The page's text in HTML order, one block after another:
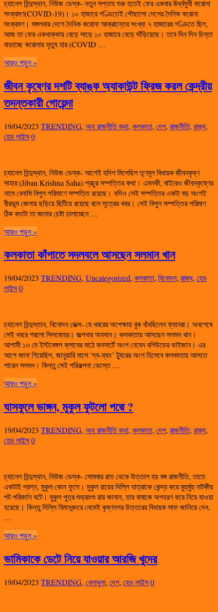
চ্যানেল হিন্দুস্থান, নিউজ ডেস্ক- নতুন সপ্তাহ শুরু হতেই ফের একবার ঊর্ধ্বমুখী করোনা
সংক্রমণ(COVID-19)। ১০ হাজারে গণ্ডিতেই পৌছালো দেশের দৈনিক করোনা
সংক্রমণ। মঙ্গলবার দেশে দৈনিক করোনা আক্রান্তের সংখ্যা ৭ হাজারের গণ্ডিতে ছিল,
আজ তা ফের একধাক্কায় বেড়ে সাড়ে ১০ হাজারে বেড়ে দাঁড়িয়েছে। তবে দিন দিন চিন্তা
বাড়াচ্ছে করোনায় মৃত্যু হার (COVID …
আরও পড়ুন »
জীবন কৃষ্ণের দশটি ব্যাঙ্ক অ্যাকাউন্ট ফ্রিজ করল কেন্দ্রীয়
তদন্তকারী গোয়েন্দা
19/04/2023 TRENDING, অথ রাজনীতি কথা, কলকাতা, দেশ, রাজনীতি, রাজ্য,
হেড লাইন্স0
চ্যানেল হিন্দুস্থান, নিউজ ডেস্ক- আগেই হদিশ মিলেছিল তৃণমূল বিধায়ক জীবনকৃষ্ণ
সাহার (Jiban Krishna Saha) প্রচুর সম্পত্তির কথা। এমনকী, বাইরেও জীবনকৃষ্ণের
নামে বেনামি বিপুল পরিমাণে সম্পত্তি রয়েছে। যদিও সেই সম্পত্তির একটা বড় অংশই
বীরভূম জেলায় ছড়িয়ে ছিটিয়ে রয়েছে বলে সূত্রের খবর। সেই বিপুল সম্পত্তির পরিমাণ
ঠিক কতটা তা জানার চেষ্টা চালাচ্ছেন …
আরও পড়ুন »
কলকাতা কাঁপাতে সদলবলে আসছেন সলমান খান
19/04/2023 TRENDING, Uncategorized, কলকাতা, বিনোদন, রাজ্য, হেড
লাইন্স0
চ্যানেল হিন্দুস্তান, বিনোদন ডেক্স- যে খবরের অপেক্ষায় বুক বাঁধছিলেন ফ্যানরা। অবশেষে
সেই খবরে পরলো সিলমোহর। জল্পনার অবসান। কলকাতায় আসছেন সলমন খান।
আগামী ১৩ মে ইস্টবেঙ্গল ক্লাবের মাঠে কনসার্টে অংশ নেবেন বলিউডের ভাইজান। এর
আগে জানা গিয়েছিল, জানুয়ারি মাসে ‘দ্য-ব্যাং’ ট্যুরের অংশ হিসেবে কলকাতায় আসতে
পারেন সলমন। কিন্তু সেই পরিকল্পনা ভেস্তে …
আরও পড়ুন »
ঘাসফুলে ভাঙ্গন, মুকুল ফুটলো পদ্মে ?
19/04/2023 TRENDING, অথ রাজনীতি কথা, কলকাতা, দেশ, রাজনীতি, রাজ্য,
হেড লাইন্স0
চ্যানেল হিন্দুস্থান, নিউজ ডেস্ক- সোমবার রাত থেকে উত্তাল হয় বঙ্গ রাজনীতি, তাতে
একটাই প্রশ্ন, মুকুল কোন ফুলে। মুকুল রায়ের দিল্লি যাত্রাকে কেন্দ্র করে মুহুর্মুহু নাটকীয়
পট পরিবর্তন ঘটে। মুকুল পুত্র শুভ্রাংশু রায় জানান, তার বাবাকে অপহরণ করে নিয়ে যাওয়া
হয়েছে। কিন্তু দিল্লি বিমানবন্দরে নেমেই কৃষ্ণনগর উত্তরের বিধায়ক সাফ জানিয়ে দেন,
…
আরও পড়ুন »
ভামিকাকে ডেটে নিয়ে যাওয়ার আরজি খুদের
19/04/2023 TRENDING, খেলাধুলা, দেশ, হেড লাইন্স0